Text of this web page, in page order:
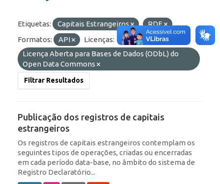
Etiquetas: Capitais Estrangeiros
RDE
Formatos:
API
Licenças:
Licença Aberta para Bases de Dados (ODbL) do
Open Data Commons
Filtrar Resultados
Publicação dos registros de capitais
estrangeiros
Os registros de capitais estrangeiros contemplam os
seguintes tipos de operações, criadas ou encerradas
em cada período data-base, no âmbito do sistema de
Registro Declaratório...